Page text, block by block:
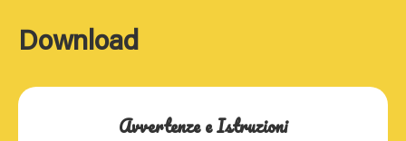
Download
Avvertenze e Istruzioni